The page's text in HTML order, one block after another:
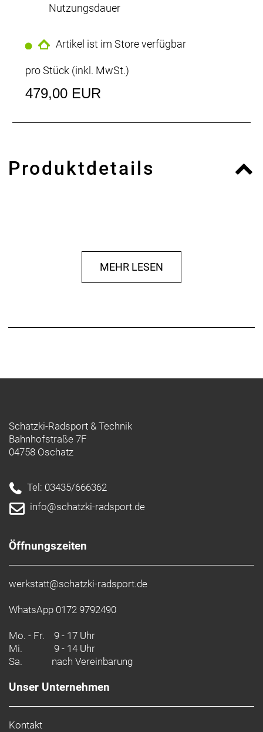
Nutzungsdauer
Artikel ist im Store verfügbar
pro Stück (inkl. MwSt.)
479,00 EUR
Produktdetails
MEHR LESEN
Schatzki-Radsport & Technik
Bahnhofstraße 7F
04758 Oschatz
Tel: 03435/666362
info@schatzki-radsport.de
Öffnungszeiten
werkstatt@schatzki-radsport.de
WhatsApp 0172 9792490
Mo. - Fr. 9 - 17 Uhr
Mi.
9 - 14 Uhr
Sa.
nach Vereinbarung
Unser Unternehmen
Kontakt